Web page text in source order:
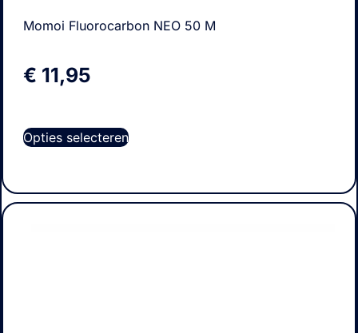
Momoi Fluorocarbon NEO 50 M
€ 11,95
Opties selecteren